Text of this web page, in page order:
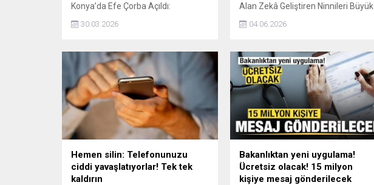
Konya’da Efe Çorba Açıldı:
Ramazan Bademci’nin Yeni
Mekânına Yoğun İlgi – Açılışa Hakan
gastronomi sektörüne yeni bir soluk
getiren Efe Çorba, düzenlenen
görkemli bir törenle kapılarını açtı.
İşletmenin sahibi Ramazan
Bademci, açılışta yaptığı
açıklamalarla dikkat çekerken,
organizasyona katılan ünlü isimler
etkinliğe ayrı bir renk kattı. Efe
Çorba...
30.03.2026
Alan Zekâ Geliştiren Ninnileri Büyük
İlgi Görüyor Ormanda yapılan basit
bir yürüyüşün neden bu kadar
merak konusu. Bilim insanlarına
göre bunun nedeni yalnızca temiz
hava ya da yeşil manzaralar değil.
Son yıllarda psikoakustik alanında
yapılan araştırmalar, doğanın ses
mimarisinin insan psikolojisi
üzerinde...
04.06.2026
Hemen silin: Telefonunuzu
ciddi yavaşlatıyorlar! Tek tek
kaldırın
Bakanlıktan yeni uygulama!
Ücretsiz olacak! 15 milyon
kişiye mesaj gönderilecek